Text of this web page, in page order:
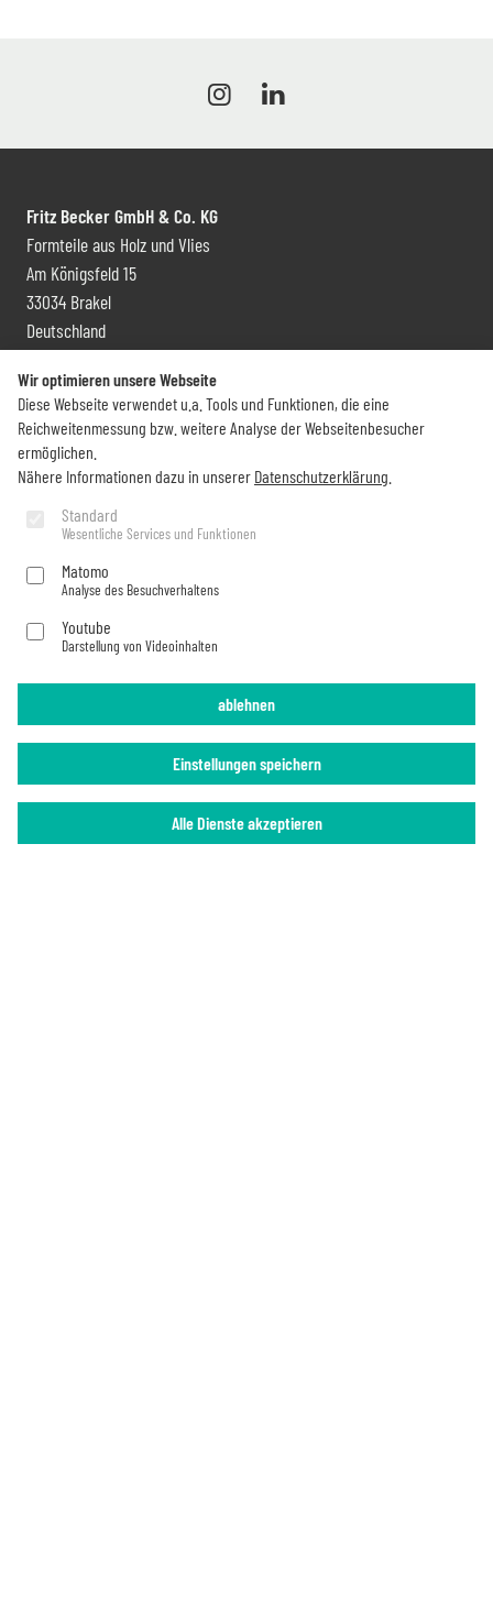
Fritz Becker GmbH & Co. KG
Formteile aus Holz und Vlies
Am Königsfeld 15
33034 Brakel
Deutschland
Kontakt und Vertrieb
+49 (0) 5272 6009 0
info@becker-brakel.de
Sie möchten rund um Becker immer auf dem Laufenden bleiben?
Jetzt abonnieren
Impressum Datenschutz
Wir optimieren unsere Webseite
Diese Webseite verwendet u.a. Tools und Funktionen, die eine
Reichweitenmessung bzw. weitere Analyse der Webseitenbesucher
ermöglichen.
Nähere Informationen dazu in unserer Datenschutzerklärung
Standard
Wesentliche Services und Funktionen
Matomo
Analyse des Besuchverhaltens
Youtube
Darstellung von Videoinhalten
Alle Dienste akzeptieren
Einstellungen speichern
ablehnen